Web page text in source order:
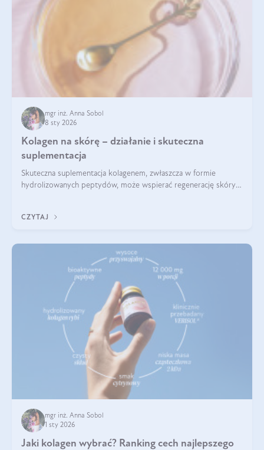
mgr inż. Anna Sobol
8 sty 2026
Kolagen na skórę – działanie i skuteczna
suplementacja
Skuteczna suplementacja kolagenem, zwłaszcza w formie
hydrolizowanych peptydów, może wspierać regenerację skóry i
CZYTAJ
mgr inż. Anna Sobol
1 sty 2026
Jaki kolagen wybrać? Ranking cech najlepszego